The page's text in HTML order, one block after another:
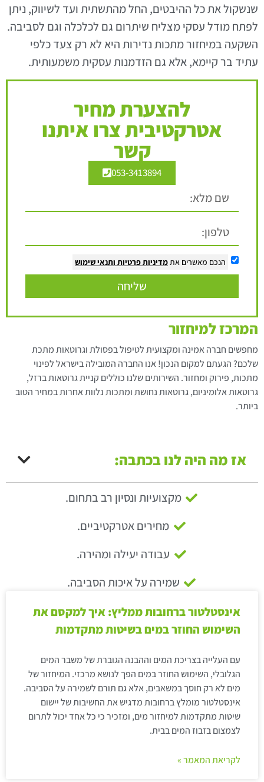
שנשקול את כל ההיבטים, החל מהתשתית ועד לשיווק, ניתן
לפתח מודל עסקי מצליח שיתרום גם לכלכלה וגם לסביבה.
השקעה במיחזור מתכות נדירות היא לא רק צעד כלפי
עתיד בר קיימא, אלא גם הזדמנות עסקית משמעותית.
להצערת מחיר
אטרקטיבית צרו איתנו
קשר
053-3413894
הנכם מאשרים אתמדיניות פרטיות ותנאי שימוש
שליחה
המרכז למיחזור
מחפשים חברה אמינה ומקצועית לטיפול בפסולת וגרוטאות מתכת
שלכם? הגעתם למקום הנכון! אנו החברה המובילה בישראל לפינוי
מתכות, פירוק ומחזור. השירותים שלנו כוללים קניית גרוטאות ברזל,
גרוטאות אלומיניום, גרוטאות נחושת ומתכות נלוות אחרות במחיר הטוב
ביותר.
אז מה היה לנו בכתבה:
מקצועיות ונסיון רב בתחום.
מחירים אטרקטיביים.
עבודה יעילה ומהירה.
שמירה על איכות הסביבה.
אינסטלטור ברחובות ממליץ: איך למקסם את
השימוש החוזר במים בשיטות מתקדמות
עם העלייה בצריכת המים וההבנה הגוברת של משבר המים
הגלובלי, השימוש החוזר במים הפך לנושא מרכזי. המיחזור של
מים לא רק חוסך במשאבים, אלא גם תורם לשמירה על הסביבה.
אינסטלטור מומלץ ברחובות מדגיש את החשיבות של יישום
שיטות מתקדמות למיחזור מים, ומזכיר כי כל אחד יכול לתרום
לצמצום בזבוז המים בבית.
לקריאת המאמר »